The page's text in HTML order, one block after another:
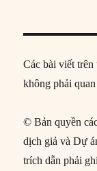
Các bài viết trên
không phải
© Bản quyền
dịch giả và Dự
trích dẫn phải